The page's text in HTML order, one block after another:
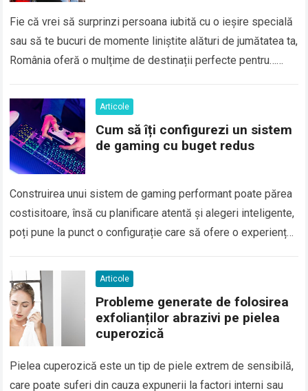
Fie că vrei să surprinzi persoana iubită cu o ieșire specială
sau să te bucuri de momente liniștite alături de jumătatea ta,
România oferă o mulțime de destinații perfecte pentru…
Articole
Cum să îți configurezi un sistem
de gaming cu buget redus
Construirea unui sistem de gaming performant poate părea
costisitoare, însă cu planificare atentă și alegeri inteligente,
poți pune la punct o configurație care să ofere o experiență
Articole
Probleme generate de folosirea
exfolianților abrazivi pe pielea
cuperozică
Pielea cuperozică este un tip de piele extrem de sensibilă,
care poate suferi din cauza expunerii la factori interni sau